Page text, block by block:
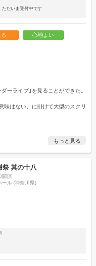
ただいま受付中です
心地よい
ーライブ｣を見ることができた。
味はない、に掛けて大型のスクリ
もっと見る
其の十八
開演
ール (神奈川県)